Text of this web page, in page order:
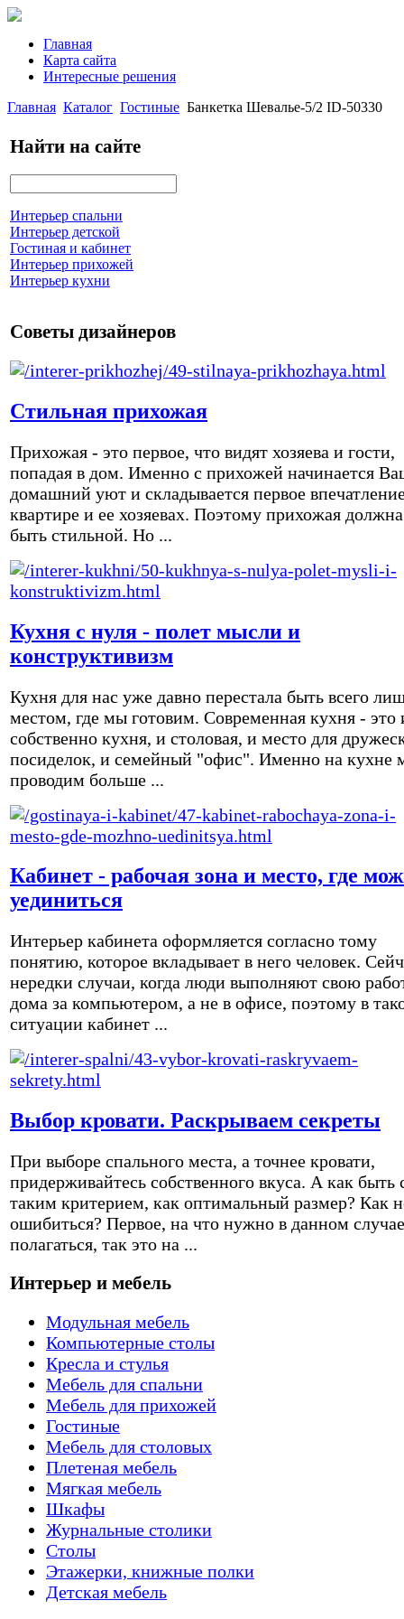
Главная
Карта сайта
Интересные решения
Главная Каталог Гостиные Банкетка Шевалье-5/2 ID-50330
Найти на сайте
Интерьер спальни
Интерьер детской
Гостиная и кабинет
Интерьер прихожей
Интерьер кухни
Советы дизайнеров
Стильная прихожая
Прихожая - это первое, что видят хозяева и гости,
попадая в дом. Именно с прихожей начинается
домашний уют и складывается первое
квартире и ее хозяевах. Поэтому прихожая должна
быть стильной. Но ...
Кухня с нуля - полет мысли и
конструктивизм
Кухня для нас уже давно перестала быть всего
местом, где мы готовим. Современная кухня - это
собственно кухня, и столовая, и место для
посиделок, и семейный "офис". Именно на кухне
проводим больше ...
Кабинет - рабочая зона и место, где
уединиться
Интерьер кабинета оформляется согласно тому
понятию, которое вкладывает в него человек.
нередки случаи, когда люди выполняют свою
дома за компьютером, а не в офисе, поэтому в
ситуации кабинет ...
Выбор кровати. Раскрываем секреты
При выборе спального места, а точнее кровати,
придерживайтесь собственного вкуса. А как быть
таким критерием, как оптимальный размер? Как
ошибиться? Первое, на что нужно в данном случае
полагаться, так это на ...
Интерьер и мебель
Модульная мебель
Компьютерные столы
Кресла и стулья
Мебель для спальни
Мебель для прихожей
Гостиные
Мебель для столовых
Плетеная мебель
Мягкая мебель
Шкафы
Журнальные столики
Столы
Этажерки, книжные полки
Детская мебель